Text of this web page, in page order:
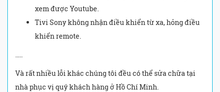
xem được Youtube.
Tivi Sony không nhận điều khiển từ xa, hỏng điều
khiển remote.
Và rất nhiều lỗi khác chúng tôi đều có thể sửa chữa tại
nhà phục vị quý khách hàng ở Hồ Chí Minh.